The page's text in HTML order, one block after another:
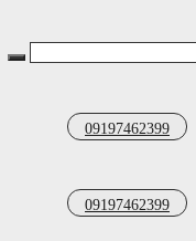
09197462399
09197462399